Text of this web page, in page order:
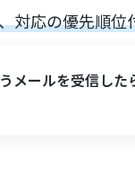
対応の優先順位
メールを受信し